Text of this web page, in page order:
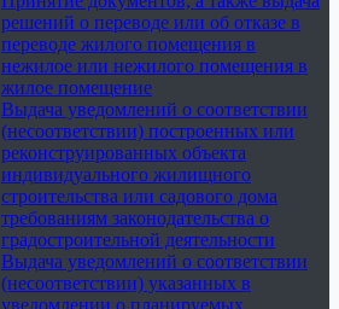
решений о переводе или об отказе в
переводе жилого помещения в
нежилое или нежилого помещения в
жилое помещение
Выдача уведомлений о соответствии
(несоответствии) построенных или
реконструированных объекта
индивидуального жилищного
строительства или садового дома
требованиям законодательства о
градостроительной деятельности
Выдача уведомлений о соответствии
(несоответствии) указанных в
уведомлении о планируемых